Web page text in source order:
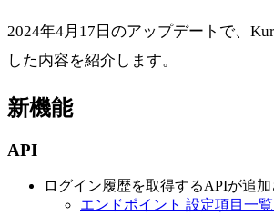
2024年4月17日のアップデートで、
した内容を紹介します。
新機能
API
ログイン履歴を取得するAPIが追加
エンドポイント 設定項目一